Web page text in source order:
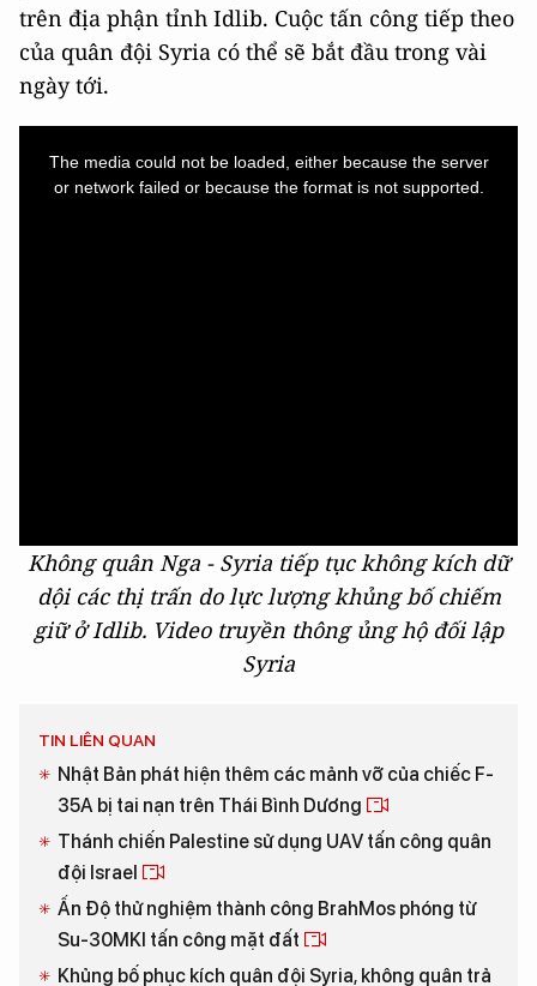
trên địa phận tỉnh Idlib. Cuộc tấn công tiếp theo
của quân đội Syria có thể sẽ bắt đầu trong vài
ngày tới.
The media could not be loaded, either because the server
or network failed or because the format is not supported.
Không quân Nga - Syria tiếp tục không kích dữ
dội các thị trấn do lực lượng khủng bố chiếm
giữ ở Idlib. Video truyền thông ủng hộ đối lập
Syria
TIN LIÊN QUAN
Nhật Bản phát hiện thêm các mảnh vỡ của chiếc F-
35A bị tai nạn trên Thái Bình Dương
Thánh chiến Palestine sử dụng UAV tấn công quân
đội Israel
Ấn Độ thử nghiệm thành công BrahMos phóng từ
Su-30MKI tấn công mặt đất
Khủng bố phục kích quân đội Syria, không quân trả